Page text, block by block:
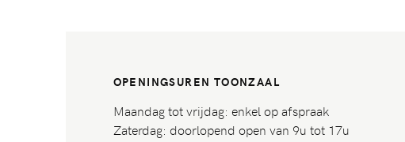
OPENINGSUREN TOONZAAL
Maandag tot vrijdag: enkel op afspraak
Zaterdag: doorlopend open van 9u tot 17u